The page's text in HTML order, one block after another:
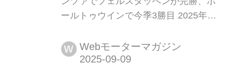
ールトゥウインで今季3勝目 2025年9
GPがミラノ近郊モンツァのアウトド
ローモ・ナツィオナーレ・ディ・モン
W Webモーターマガジン